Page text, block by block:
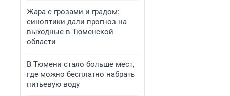
Жара с грозами и градом:
синоптики дали прогноз на
выходные в Тюменской
области
В Тюмени стало больше мест,
где можно бесплатно набрать
питьевую воду